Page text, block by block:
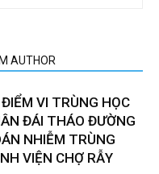
AUTHOR
VI TRÙNG HỌC
ĐÁI THÁO ĐƯỜNG
NHIỄM TRÙNG
VIỆN CHỢ RẪY